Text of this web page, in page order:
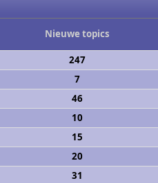
Nieuwe topics
247
7
46
10
15
20
31